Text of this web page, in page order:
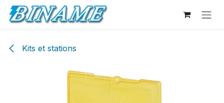
Se rendre au contenu
Kits et stations